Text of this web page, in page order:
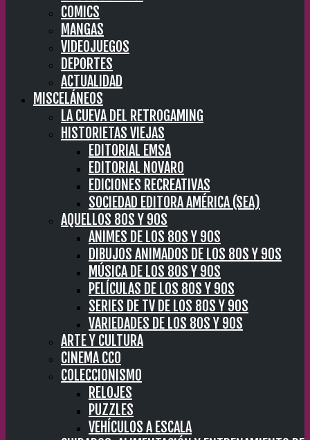
COMICS
MANGAS
VIDEOJUEGOS
DEPORTES
ACTUALIDAD
MISCELÁNEOS
LA CUEVA DEL RETROGAMING
HISTORIETAS VIEJAS
EDITORIAL EMSA
EDITORIAL NOVARO
EDICIONES RECREATIVAS
SOCIEDAD EDITORA AMÉRICA (SEA)
AQUELLOS 80S Y 90S
ANIMES DE LOS 80S Y 90S
DIBUJOS ANIMADOS DE LOS 80S Y 90S
MÚSICA DE LOS 80S Y 90S
PELÍCULAS DE LOS 80S Y 90S
SERIES DE TV DE LOS 80S Y 90S
VARIEDADES DE LOS 80S Y 90S
ARTE Y CULTURA
CINEMA CC0
COLECCIONISMO
RELOJES
PUZZLES
VEHÍCULOS A ESCALA